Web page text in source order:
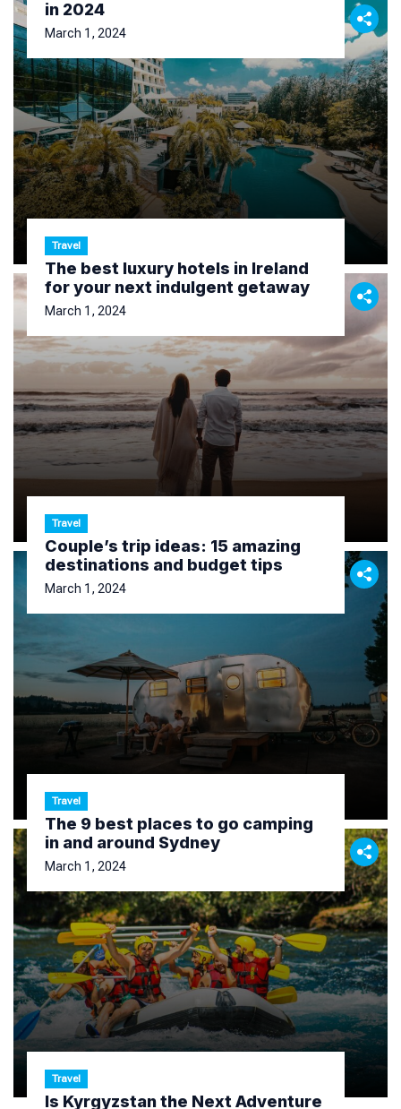
in 2024
March 1, 2024
Travel
The best luxury hotels in Ireland
for your next indulgent getaway
March 1, 2024
Travel
Couple’s trip ideas: 15 amazing
destinations and budget tips
March 1, 2024
Travel
The 9 best places to go camping
in and around Sydney
March 1, 2024
Travel
Is Kyrgyzstan the Next Adventure